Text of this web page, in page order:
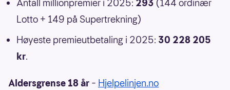
Antall millionpremier i 2025: 293 (144 ordinær
Lotto + 149 på Supertrekning)
Høyeste premieutbetaling i 2025: 30 228 205
kr.
Aldersgrense 18 år – Hjelpelinjen.no